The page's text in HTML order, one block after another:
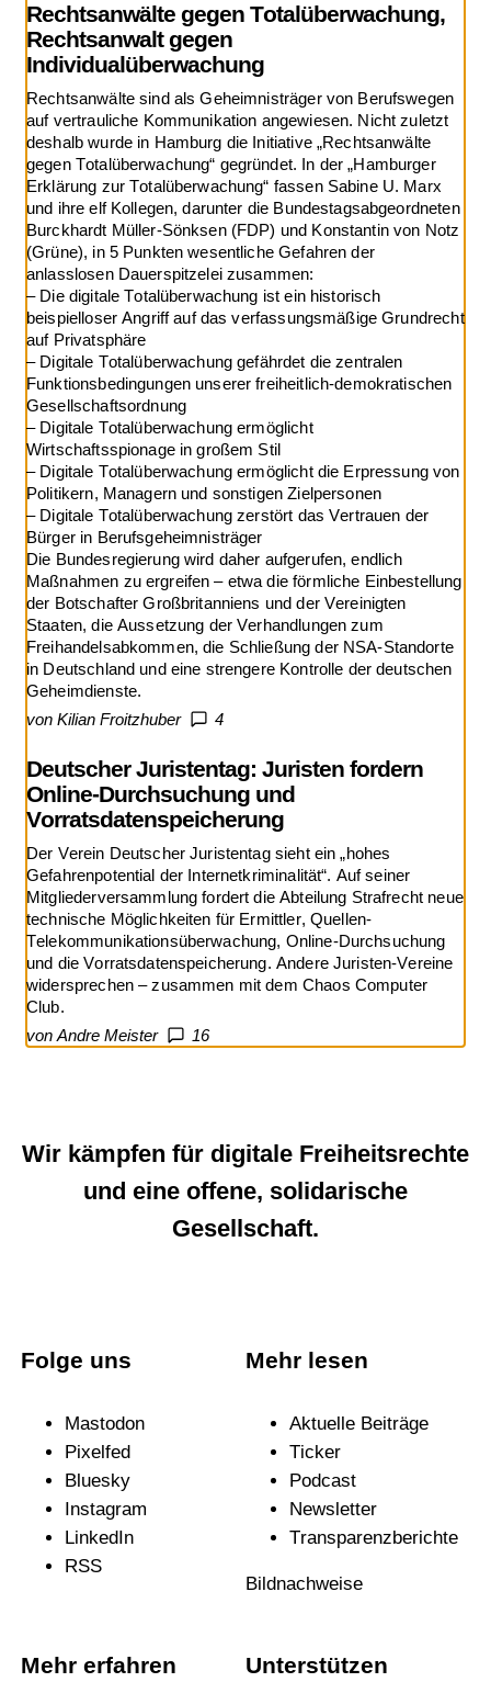
Rechtsanwälte gegen Totalüberwachung,
Rechtsanwalt gegen
Individualüberwachung
Rechtsanwälte sind als Geheimnisträger von Berufswegen
auf vertrauliche Kommunikation angewiesen. Nicht zuletzt
deshalb wurde in Hamburg die Initiative „Rechtsanwälte
gegen Totalüberwachung“ gegründet. In der „Hamburger
Erklärung zur Totalüberwachung“ fassen Sabine U. Marx
und ihre elf Kollegen, darunter die Bundestagsabgeordneten
Burckhardt Müller-Sönksen (FDP) und Konstantin von Notz
(Grüne), in 5 Punkten wesentliche Gefahren der
anlasslosen Dauerspitzelei zusammen:
– Die digitale Totalüberwachung ist ein historisch
beispielloser Angriff auf das verfassungsmäßige Grundrecht
auf Privatsphäre
– Digitale Totalüberwachung gefährdet die zentralen
Funktionsbedingungen unserer freiheitlich-demokratischen
Gesellschaftsordnung
– Digitale Totalüberwachung ermöglicht
Wirtschaftsspionage in großem Stil
– Digitale Totalüberwachung ermöglicht die Erpressung von
Politikern, Managern und sonstigen Zielpersonen
– Digitale Totalüberwachung zerstört das Vertrauen der
Bürger in Berufsgeheimnisträger
Die Bundesregierung wird daher aufgerufen, endlich
Maßnahmen zu ergreifen – etwa die förmliche Einbestellung
der Botschafter Großbritanniens und der Vereinigten
Staaten, die Aussetzung der Verhandlungen zum
Freihandelsabkommen, die Schließung der NSA-Standorte
in Deutschland und eine strengere Kontrolle der deutschen
Geheimdienste.
von Kilian Froitzhuber
4
Deutscher Juristentag: Juristen fordern
Online-Durchsuchung und
Vorratsdatenspeicherung
Der Verein Deutscher Juristentag sieht ein „hohes
Gefahrenpotential der Internetkriminalität“. Auf seiner
Mitgliederversammlung fordert die Abteilung Strafrecht neue
technische Möglichkeiten für Ermittler, Quellen-
Telekommunikationsüberwachung, Online-Durchsuchung
und die Vorratsdatenspeicherung. Andere Juristen-Vereine
widersprechen – zusammen mit dem Chaos Computer
Club.
von Andre Meister
16
Wir kämpfen für digitale Freiheitsrechte
und eine offene, solidarische
Gesellschaft.
Folge uns
Mastodon
Pixelfed
Bluesky
Instagram
LinkedIn
RSS
Mehr lesen
Aktuelle Beiträge
Ticker
Podcast
News­letter
Trans­pa­renz­be­richte
Bildnachweise
Mehr erfahren Unterstützen